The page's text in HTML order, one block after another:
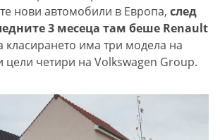
нови автомобили в Европа, след
3 месеца там беше Renault
класирането има три модела на
цели четири на Volkswagen Group.